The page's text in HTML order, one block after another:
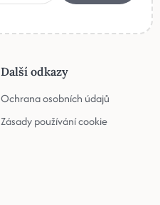
Další odkazy
Ochrana osobních údajů
Zásady používání cookie